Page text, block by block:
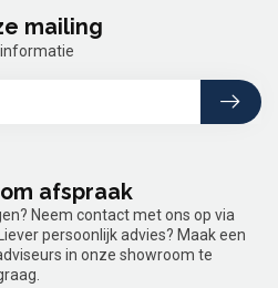
afspraak
Neem contact met ons op via
persoonlijk advies? Maak een
in onze showroom te
mailing